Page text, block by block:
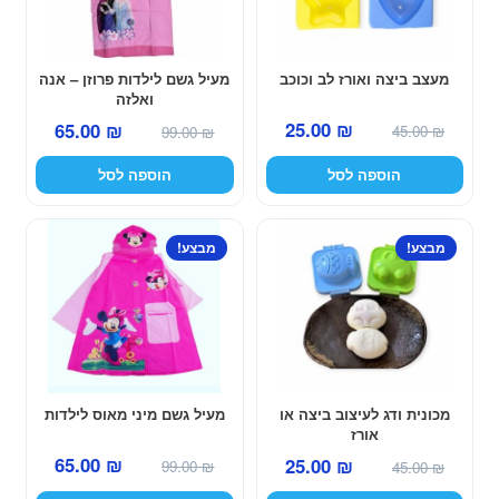
מעצב ביצה ואורז לב וכוכב
45.00₪
המחיר
המקורי
היה:
25.00 ₪
המחיר
הנוכחי
הוא:
הוספה לסל
מעיל גשם לילדות פרוזן – אנה
ואלזה
99.00₪
המחיר
המקורי
היה:
65.00 ₪
המחיר
הנוכחי
הוא:
הוספה לסל
מכונית ודג לעיצוב ביצה או
אורז
מבצע!
45.00₪
המחיר
המקורי
25.00 ₪
המחיר
הנוכחי
מעיל גשם מיני מאוס לילדות
מבצע!
99.00₪
המחיר
המקורי
65.00 ₪
המחיר
הנוכחי